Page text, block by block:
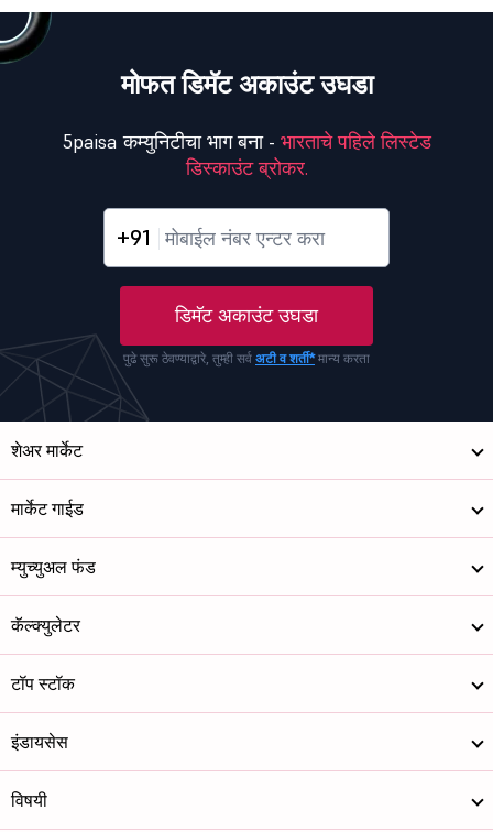
मोफत डिमॅट अकाउंट उघडा
5paisa कम्युनिटीचा भाग बना - भारताचे पहिले लिस्टेड
डिस्काउंट ब्रोकर.
+91
डिमॅट अकाउंट उघडा
पुढे सुरू ठेवण्याद्वारे, तुम्ही सर्व अटी व शर्ती*मान्य करता
शेअर मार्केट
मार्केट गाईड
म्युच्युअल फंड
कॅल्क्युलेटर
टॉप स्टॉक
इंडायसेस
विषयी